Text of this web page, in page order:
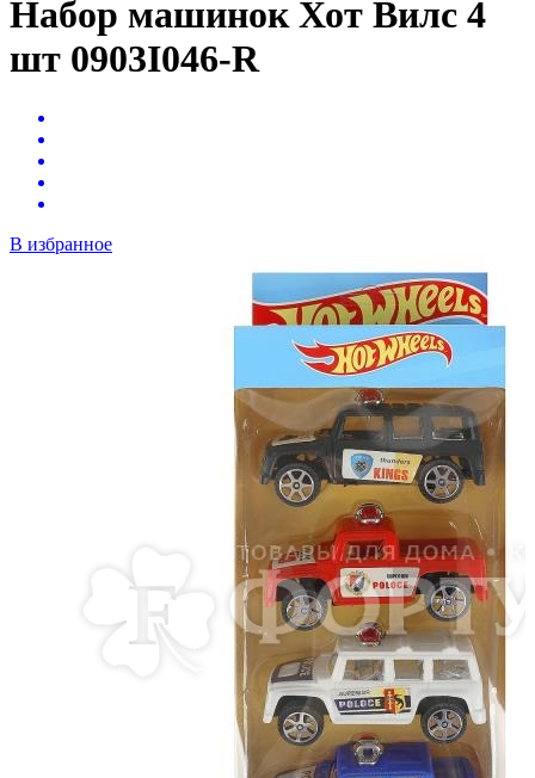
Набор машинок Хот Вилс 4
шт 0903I046-R
В избранное